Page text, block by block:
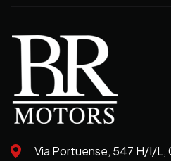
Via Portuense, 547 H/I/L,